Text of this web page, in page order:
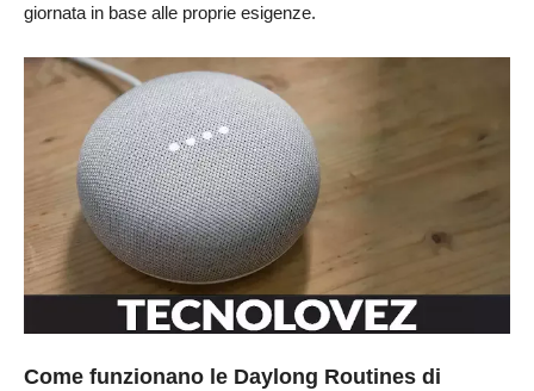
giornata in base alle proprie esigenze.
Come funzionano le Daylong Routines di